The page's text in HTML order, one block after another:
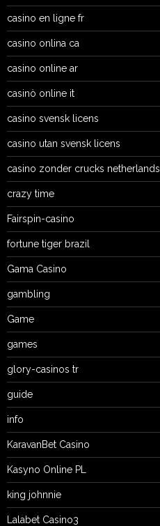
casino en ligne fr
casino onlina ca
casino online ar
casinò online it
casino svensk licens
casino utan svensk licens
casino zonder crucks netherlands
crazy time
Fairspin-casino
fortune tiger brazil
Gama Casino
gambling
Game
games
glory-casinos tr
guide
info
KaravanBet Casino
Kasyno Online PL
king johnnie
Lalabet Casino3